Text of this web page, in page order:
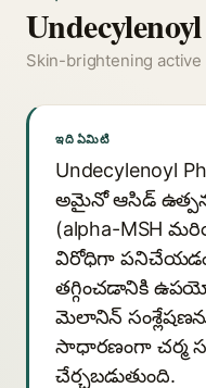
Skin-brightening active
ఇది ఏమిటి
Undecylenoyl
అమైనో ఆసిడ్
(alpha-MSH
విరోధిగా
తగ్గించడానికి
మెలానిన్
సాధారణంగా చర్మ
చేర్చబడుతుంది.